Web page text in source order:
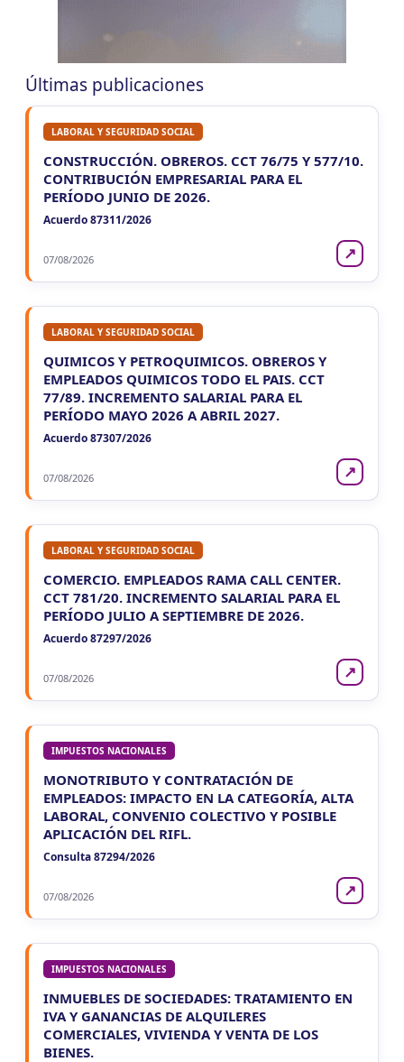
Reg. Unif. Ret. y Perc. Ctes.
Últimas publicaciones
LABORAL Y SEGURIDAD SOCIAL
CONSTRUCCIÓN. OBREROS. CCT 76/75 Y 577/10.
CONTRIBUCIÓN EMPRESARIAL PARA EL
PERÍODO JUNIO DE 2026.
Acuerdo 87311/2026
07/08/2026 ↗
LABORAL Y SEGURIDAD SOCIAL
QUIMICOS Y PETROQUIMICOS. OBREROS Y
EMPLEADOS QUIMICOS TODO EL PAIS. CCT
77/89. INCREMENTO SALARIAL PARA EL
PERÍODO MAYO 2026 A ABRIL 2027.
Acuerdo 87307/2026
07/08/2026 ↗
LABORAL Y SEGURIDAD SOCIAL
COMERCIO. EMPLEADOS RAMA CALL CENTER.
CCT 781/20. INCREMENTO SALARIAL PARA EL
PERÍODO JULIO A SEPTIEMBRE DE 2026.
Acuerdo 87297/2026
07/08/2026 ↗
IMPUESTOS NACIONALES
MONOTRIBUTO Y CONTRATACIÓN DE
EMPLEADOS: IMPACTO EN LA CATEGORÍA, ALTA
LABORAL, CONVENIO COLECTIVO Y POSIBLE
APLICACIÓN DEL RIFL.
Consulta 87294/2026
07/08/2026 ↗
IMPUESTOS NACIONALES
INMUEBLES DE SOCIEDADES: TRATAMIENTO EN
IVA Y GANANCIAS DE ALQUILERES
COMERCIALES, VIVIENDA Y VENTA DE LOS
BIENES.